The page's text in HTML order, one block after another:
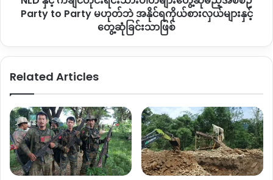
Party
အနိုင်ရ
နှင့်
တွေ့ဆုံ
ခြင်း
သာ
ဖြစ်
Party to Party မဟုတ်ဘဲ အနိုင်ရကိုယ်စားလှယ်များနှင့်
တွေ့ဆုံခြင်းသာဖြစ်
Related Articles